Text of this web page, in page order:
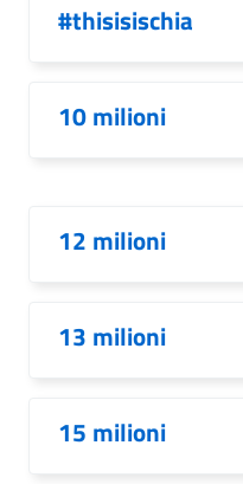
#thisisischia
10 milioni
12 milioni
13 milioni
15 milioni